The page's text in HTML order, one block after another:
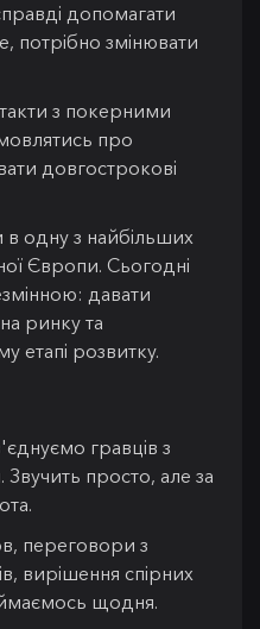
допомагати
потрібно змінювати
з покерними
про
довгострокові
одну з найбільших
Європи. Сьогодні
давати
ринку та
етапі розвитку.
гравців з
просто, але за
переговори з
вирішення спірних
щодня.